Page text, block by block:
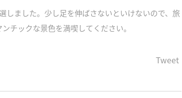
しました。少し足を伸ばさないといけないので、旅
チックな景色を満喫してください。
Tweet